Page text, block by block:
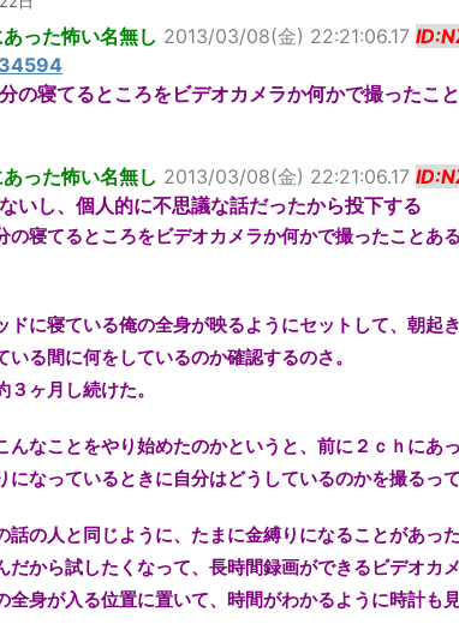
った怖い名無し 2013/03/08(金) 22:21:06.17
の寝てるところをビデオカメラか何かで撮ったこ
った怖い名無し 2013/03/08(金) 22:21:06.17
いし、個人的に不思議な話だったから投下する
の寝てるところをビデオカメラか何かで撮ったことあ
ドに寝ている俺の全身が映るようにセットして、朝起
いる間に何をしているのか確認するのさ。
３ヶ月し続けた。
んなことをやり始めたのかというと、前に２ｃｈにあ
になっているときに自分はどうしているのかを撮るっ
話の人と同じように、たまに金縛りになることがあっ
だから試したくなって、長時間録画ができるビデオカ
全身が入る位置に置いて、時間がわかるように時計も